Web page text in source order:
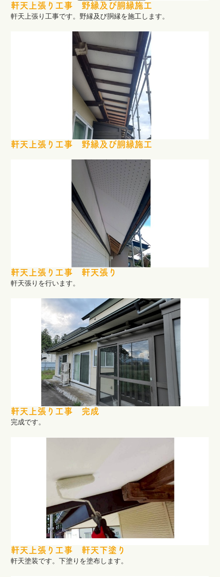
軒天上張り工事 野縁及び胴縁施工
軒天上張り工事です。野縁及び胴縁を施工します。
軒天上張り工事 野縁及び胴縁施工
軒天上張り工事 軒天張り
軒天張りを行います。
軒天上張り工事 完成
完成です。
軒天上張り工事 軒天下塗り
軒天塗装です。下塗りを塗布します。